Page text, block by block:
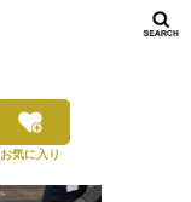
お気に入り